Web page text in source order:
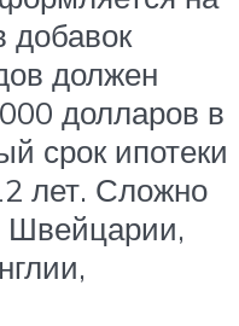
добавок
должен
долларов в
срок ипотеки
лет. Сложно
Швейцарии,